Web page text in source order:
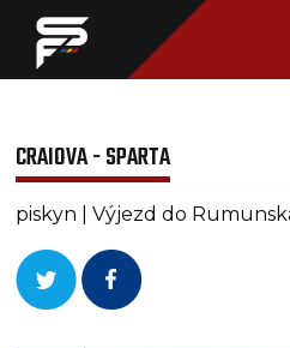
CRAIOVA - SPARTA
piskyn | Výjezd do